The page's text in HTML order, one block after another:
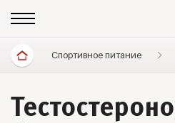
Спортивное питание